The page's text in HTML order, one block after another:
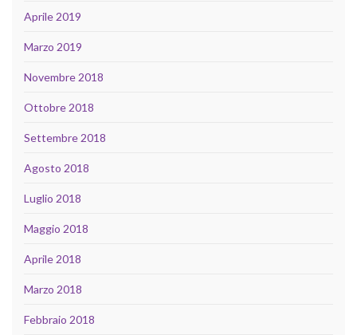
Aprile 2019
Marzo 2019
Novembre 2018
Ottobre 2018
Settembre 2018
Agosto 2018
Luglio 2018
Maggio 2018
Aprile 2018
Marzo 2018
Febbraio 2018